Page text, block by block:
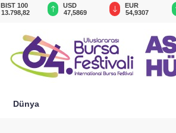
BIST 100
13.798,82
USD
47,5869
EUR
54,9307
Dünya